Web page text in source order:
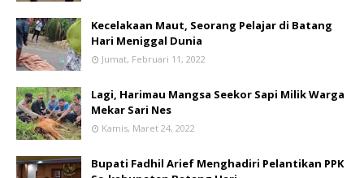
Kecelakaan Maut, Seorang Pelajar di Batang
Hari Meniggal Dunia
Jumat, Februari 11, 2022
Lagi, Harimau Mangsa Seekor Sapi Milik Warga
Mekar Sari Nes
Kamis, Maret 24, 2022
Bupati Fadhil Arief Menghadiri Pelantikan PPK